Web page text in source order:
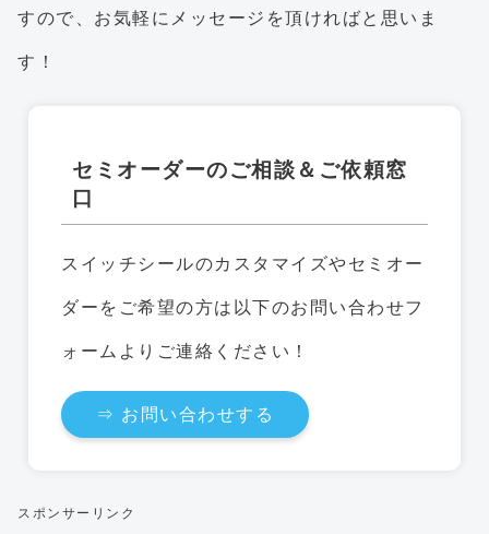
すので、お気軽にメッセージを頂ければと思いま
す！
セミオーダーのご相談＆ご依頼窓
口
スイッチシールのカスタマイズやセミオー
ダーをご希望の方は以下のお問い合わせフ
ォームよりご連絡ください！
⇒ お問い合わせする
スポンサーリンク